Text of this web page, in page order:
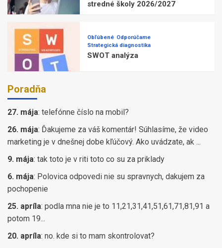
stredné školy 2026/2027
Obľúbené Odporúčame
Strategická diagnostika
SWOT analýza
Poradňa
27. mája: telefónne číslo na mobil?
26. mája: Ďakujeme za váš komentár! Súhlasíme, že video
marketing je v dnešnej dobe kľúčový. Ako uvádzate, ak ...
9. mája: tak toto je v riti toto co su za priklady
6. mája: Polovica odpovedi nie su spravnych, dakujem za
pochopenie
25. apríla: podla mna nie je to 11,21,31,41,51,61,71,81,91 a
potom 19...
20. apríla: no. kde si to mam skontrolovat?